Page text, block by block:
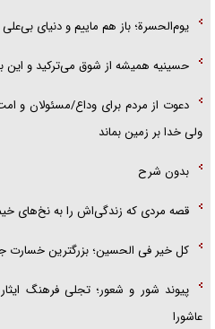
یوم‌الحسرة؛ باز هم ماییم و دنیای بی‌علی
حسینیه همیشه از شوق می‌ترکید و این
دعوت از مردم برای وداع/مسئولان و
ولی خدا بر زمین بماند
بدون شرح
قصه مردی که زندگی‌اش را به نخ‌های
کل خیر فی الحسین؛ بزرگترین
پیوند شور و شعور؛ تجلی فرهنگ
عاشورا